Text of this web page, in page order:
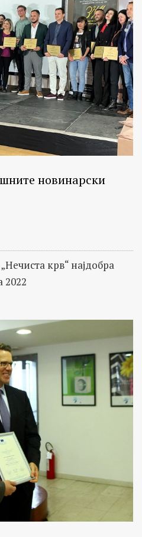
новинарски
крв“ најдобра
2022